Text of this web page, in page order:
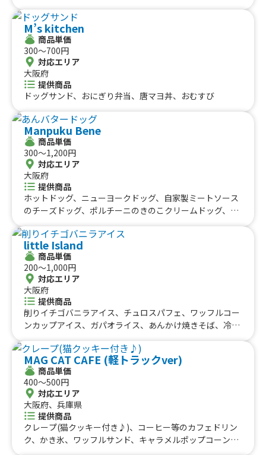
カツ、鹿肉串焼き、鹿肉ヒレカツ、鹿肉フランク、猪肉メ
ンチカツ、鹿肉コロッケ、猪汁、緑茶、コカコーラ、オレ
ンジジュース、ジンジャーエール、ビール、レモン酎ハ
イ、ハイボール【知多】、ハイボール【余市】、ハイボー
ル【ジャックダニエル】
M’s kitchen
商品単価
300〜700円
対応エリア
大阪府
提供商品
ドッグサンド、おにぎり弁当、唐マヨ丼、おむすび
Manpuku Bene
商品単価
300〜1,200円
対応エリア
大阪府
提供商品
ホットドッグ、ニューヨークドッグ、自家製ミートソース
のチーズドッグ、ポルチーニのきのこクリームドッグ、生
バタードッグ、ポムピン（ベルギーポテトフライ）、マン
マのキーマカレー、タコライス、ホットドッグ弁当、まん
ぷくセット、チーズドッグまんぷくセット、ポルチーニま
んぷくセット、ミネストローネ、マンプクベーネ特製サラ
ダ、ポテトフライ＆ソーセージ盛り、チーズフォンデュド
ッグ、唐揚げ、チュロス、ポップコーン、烏龍茶、カルピ
ス、コーラ、ホットカフェラテ、ホットコーヒー、サイダ
ー、なっちゃんオレンジ
little Island
商品単価
200〜1,000円
対応エリア
大阪府
提供商品
削りイチゴバニラアイス、チュロスパフェ、ワッフルコー
ンカップアイス、ガパオライス、あんかけ焼きそば、冷凍
雪見大福、イチゴミルク、冷やしパイナップル、シフォン
ケーキバニラアイス、麻婆豆腐丼、揚げたこ焼き、シャカ
シャカポテト、削りイチゴ、フローズンバニラアイス、フ
ローズンバニラアイスミニ、ガトーショコラ、アメリカン
ドック、チーズケーキ、揚げワッサンカップ、チュロスミ
ルク、揚げパンと季節のフルーツ串、季節のパフェ、カッ
プアイス、コーヒーフロート、ドリンク、シャカシャカポ
テト、揚げパン、チュロス、オムライス、チャイ、カップ
MAG CAT CAFE (軽トラックver)
商品単価
400〜500円
対応エリア
大阪府、兵庫県
提供商品
クレープ(猫クッキー付き♪)、コーヒー等のカフェドリン
ク、かき氷、ワッフルサンド、キャラメルポップコーン、